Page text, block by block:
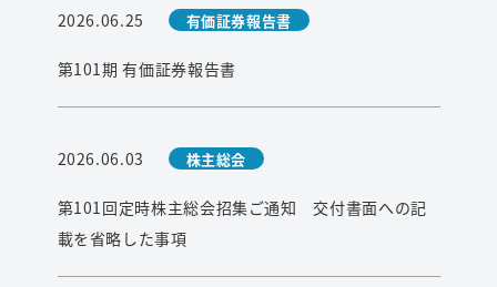
2026.06.25 有価証券報告書
第101期 有価証券報告書
2026.06.03 株主総会
第101回定時株主総会招集ご通知 交付書面への記
載を省略した事項